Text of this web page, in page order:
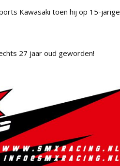
Kawasaki toen hij op 15-jarige
27 jaar oud geworden!